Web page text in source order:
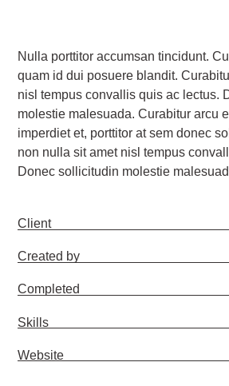
Nulla porttitor accumsan tincidunt.
quam id dui posuere blandit.
nisl tempus convallis quis ac lectus.
molestie malesuada. Curabitur arcu
imperdiet et, porttitor at sem donec
non nulla sit amet nisl tempus
Donec sollicitudin molestie
Client
Created by
Completed
Skills
Website